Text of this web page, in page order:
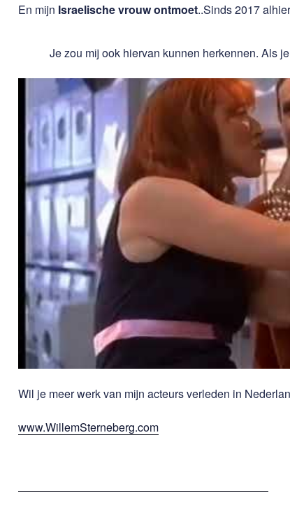
En mijn Israelische vrouw ontmoet..Sinds 2017
Je zou mij ook hiervan kunnen herkennen. Als
Wil je meer werk van mijn acteurs verleden in
www.WillemSterneberg.com